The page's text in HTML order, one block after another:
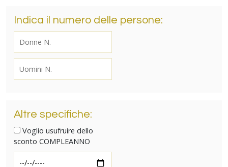
Indica il numero delle persone:
Altre specifiche:
Voglio usufruire dello
sconto COMPLEANNO